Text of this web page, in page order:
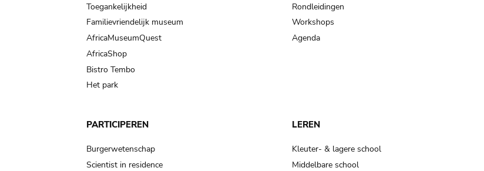
Toegankelijkheid
Familievriendelijk museum
AfricaMuseumQuest
AfricaShop
Bistro Tembo
Het park
Rondleidingen
Workshops
Agenda
PARTICIPEREN
Burgerwetenschap
Scientist in residence
LEREN
Kleuter- & lagere school
Middelbare school